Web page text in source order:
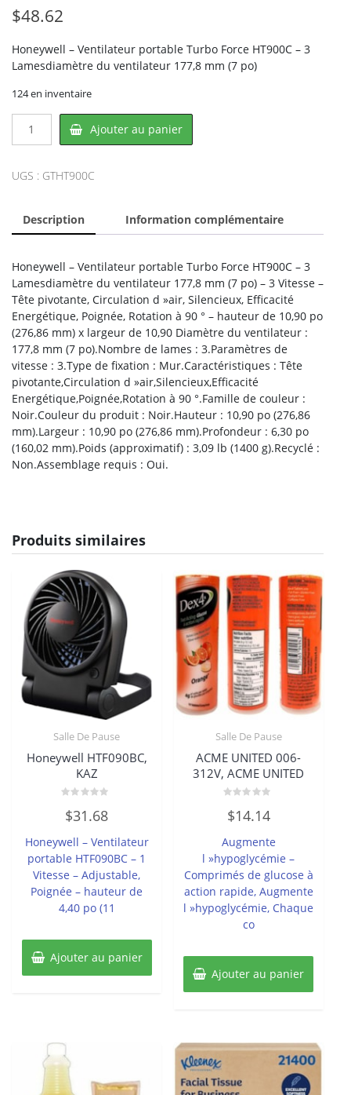
$48.62
Honeywell – Ventilateur portable Turbo Force HT900C – 3
Lamesdiamètre du ventilateur 177,8 mm (7 po)
124 en inventaire
HT-
Ajouter au panier
UGS : GTHT900C
Description Information complémentaire
Honeywell – Ventilateur portable Turbo Force HT900C – 3
Lamesdiamètre du ventilateur 177,8 mm (7 po) – 3 Vitesse –
Tête pivotante, Circulation d »air, Silencieux, Efficacité
Energétique, Poignée, Rotation à 90 ° – hauteur de 10,90 po
(276,86 mm) x largeur de 10,90 Diamètre du ventilateur :
177,8 mm (7 po).Nombre de lames : 3.Paramètres de
vitesse : 3.Type de fixation : Mur.Caractéristiques : Tête
pivotante,Circulation d »air,Silencieux,Efficacité
Energétique,Poignée,Rotation à 90 °.Famille de couleur :
Noir.Couleur du produit : Noir.Hauteur : 10,90 po (276,86
mm).Largeur : 10,90 po (276,86 mm).Profondeur : 6,30 po
(160,02 mm).Poids (approximatif) : 3,09 lb (1400 g).Recyclé :
Non.Assemblage requis : Oui.
Produits similaires
Salle De Pause
Honeywell HTF090BC,
KAZ
0
sur
$31.68
Honeywell – Ventilateur
portable HTF090BC – 1
Vitesse – Adjustable,
Poignée – hauteur de
4,40 po (11
Ajouter au panier
Salle De Pause
ACME UNITED 006-
312V, ACME UNITED
0
sur
$14.14
Augmente
l »hypoglycémie –
Comprimés de glucose à
action rapide, Augmente
l »hypoglycémie, Chaque
co
Ajouter au panier